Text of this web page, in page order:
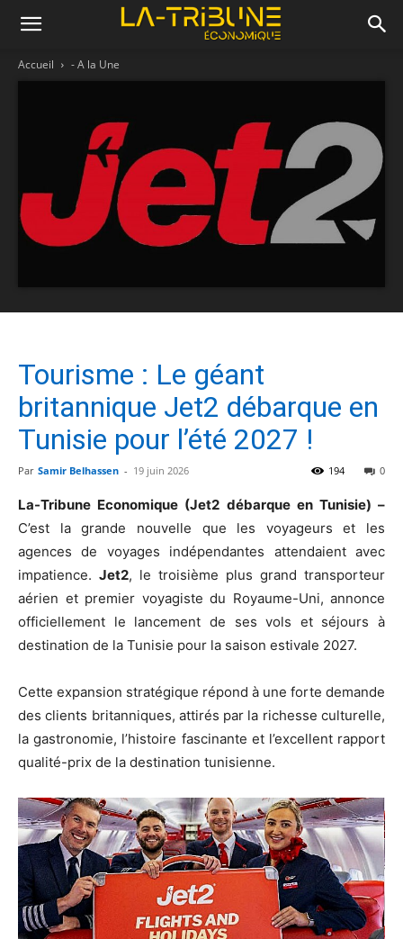
Accueil - A la Une
Tourisme : Le géant
britannique Jet2 débarque en
Tunisie pour l’été 2027 !
Par Samir Belhassen - 19 juin 2026 0
194
La-Tribune Economique (Jet2 débarque en Tunisie) –
C’est la grande nouvelle que les voyageurs et les
agences de voyages indépendantes attendaient avec
impatience. Jet2, le troisième plus grand transporteur
aérien et premier voyagiste du Royaume-Uni, annonce
officiellement le lancement de ses vols et séjours à
destination de la Tunisie pour la saison estivale 2027.
Cette expansion stratégique répond à une forte demande
des clients britanniques, attirés par la richesse culturelle,
la gastronomie, l’histoire fascinante et l’excellent rapport
qualité-prix de la destination tunisienne.